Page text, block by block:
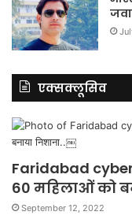
एक्सक्लूसिव
Faridabad
60 महिलाओं को
September 12, 2022